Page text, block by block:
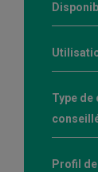
Type de
Profil